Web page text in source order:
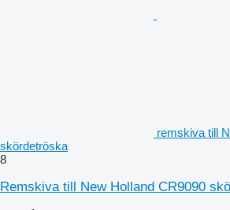
remskiva till
skördetröska
8
Remskiva till New Holland CR9090